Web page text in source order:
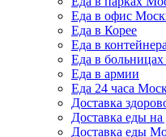
Еда в офис
Еда в Корее
Еда в
Еда в
Еда в армии
Еда 24 часа
Доставка
Доставка еды
Доставка еды